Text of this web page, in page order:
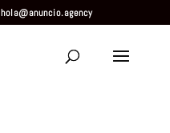
hola@anuncio.agency